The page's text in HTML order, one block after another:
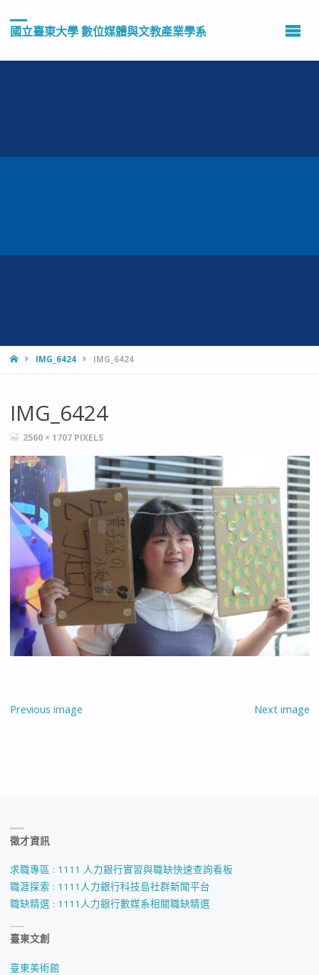
國立臺東大學 數位媒體與文教產業學系
HOMEIMG_6424 IMG_6424
IMG_6424
FULL2560 × 1707 PIXELS
Previous image Next image
徵才資訊
求職專區 : 1111 人力銀行實習與職缺快速查詢看板
職涯探索 : 1111人力銀行科技島社群新聞平台
職缺精選 : 1111人力銀行數媒系相關職缺精選
臺東文創
臺東美術館